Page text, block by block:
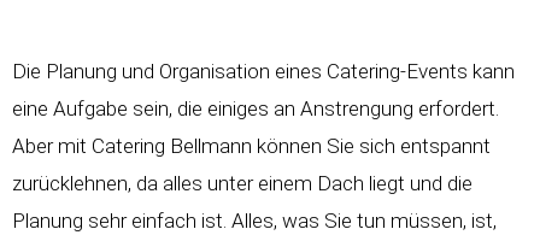
Die Planung und Organisation eines Catering-Events kann
eine Aufgabe sein, die einiges an Anstrengung erfordert.
Aber mit Catering Bellmann können Sie sich entspannt
zurücklehnen, da alles unter einem Dach liegt und die
Planung sehr einfach ist. Alles, was Sie tun müssen, ist,